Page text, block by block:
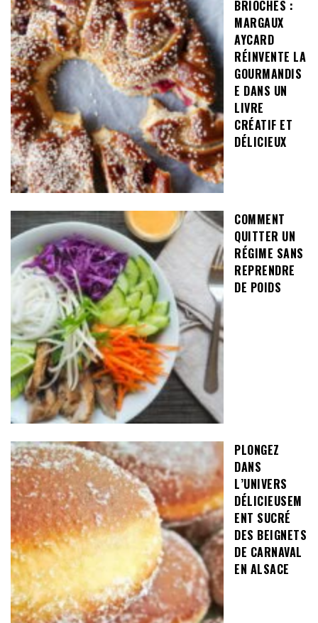
BRIOCHES :
MARGAUX
AYCARD
RÉINVENTE LA
GOURMANDIS
E DANS UN
LIVRE
CRÉATIF ET
DÉLICIEUX
COMMENT
QUITTER UN
RÉGIME SANS
REPRENDRE
DE POIDS
PLONGEZ
DANS
L’UNIVERS
DÉLICIEUSEM
ENT SUCRÉ
DES BEIGNETS
DE CARNAVAL
EN ALSACE